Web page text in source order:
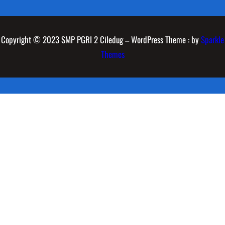
Copyright © 2023 SMP PGRI 2 Ciledug – WordPress Theme : bySparkle
Themes